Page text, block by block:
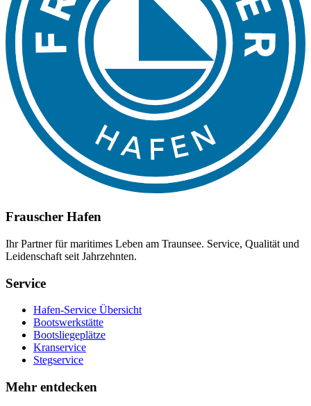
Frauscher Hafen
Ihr Partner für maritimes Leben am Traunsee. Service, Qualität und
Leidenschaft seit Jahrzehnten.
Service
Hafen-Service Übersicht
Bootswerkstätte
Bootsliegeplätze
Kranservice
Stegservice
Mehr entdecken